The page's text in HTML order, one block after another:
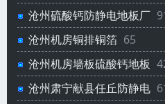
沧州硫酸钙防静电地板厂
沧州机房铜排铜箔 65
沧州机房墙板硫酸钙地板
沧州肃宁献县任丘防静电